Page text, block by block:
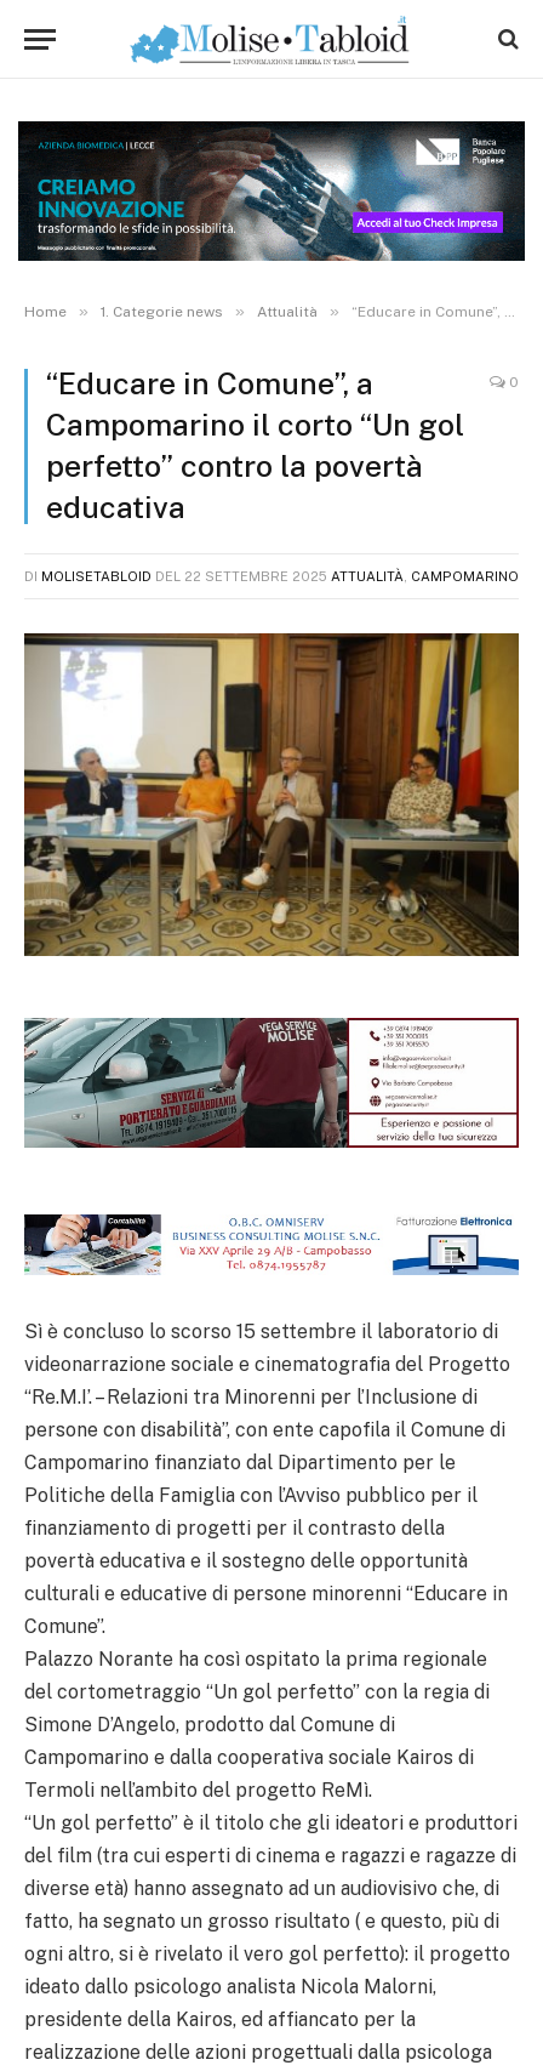
Home » 1. Categorie news » Attualità » “Educare in Comune”, a Campomarino il corto “Un gol perfetto” contro la povertà educativa
“Educare in Comune”, a
Campomarino il corto “Un gol
perfetto” contro la povertà
educativa
0
DI MOLISETABLOID DEL 22 SETTEMBRE 2025 ATTUALITÀ CAMPOMARINO
Sì è concluso lo scorso 15 settembre il laboratorio di
videonarrazione sociale e cinematografia del Progetto
“Re.M.I’. – Relazioni tra Minorenni per l’Inclusione di
persone con disabilità”, con ente capofila il Comune di
Campomarino finanziato dal Dipartimento per le
Politiche della Famiglia con l’Avviso pubblico per il
finanziamento di progetti per il contrasto della
povertà educativa e il sostegno delle opportunità
culturali e educative di persone minorenni “Educare in
Comune”.
Palazzo Norante ha così ospitato la prima regionale
del cortometraggio “Un gol perfetto” con la regia di
Simone D’Angelo, prodotto dal Comune di
Campomarino e dalla cooperativa sociale Kairos di
Termoli nell’ambito del progetto ReMì.
“Un gol perfetto” è il titolo che gli ideatori e produttori
del film (tra cui esperti di cinema e ragazzi e ragazze di
diverse età) hanno assegnato ad un audiovisivo che, di
fatto, ha segnato un grosso risultato ( e questo, più di
ogni altro, si è rivelato il vero gol perfetto): il progetto
ideato dallo psicologo analista Nicola Malorni,
presidente della Kairos, ed affiancato per la
realizzazione delle azioni progettuali dalla psicologa